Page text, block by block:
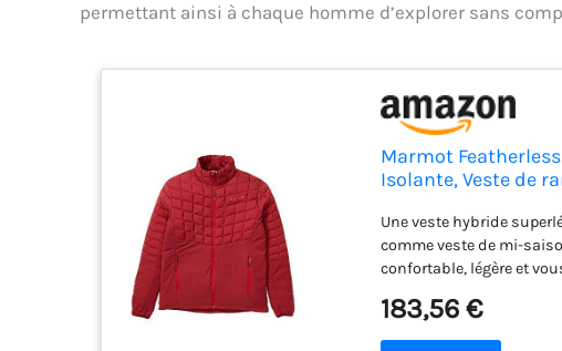
permettant ainsi à chaque homme d’explorer sans
Marmot
Isolante, Veste de
Une veste hybride
comme veste de mi-
confortable, légère et
alternative à une veste
75 % de fibres recyclées
183,56 €